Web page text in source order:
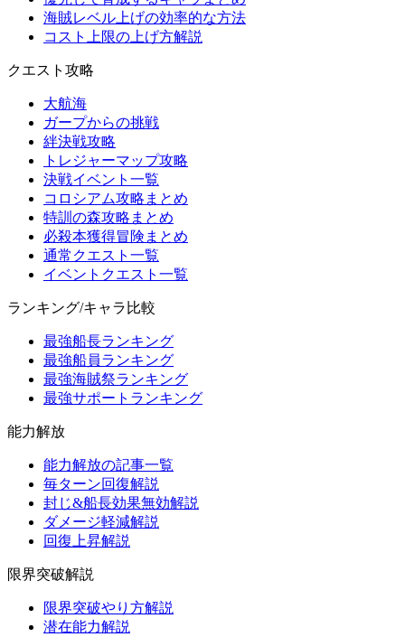
海賊レベル上げの効率的な方法
コスト上限の上げ方解説
クエスト攻略
大航海
ガープからの挑戦
絆決戦攻略
トレジャーマップ攻略
決戦イベント一覧
コロシアム攻略まとめ
特訓の森攻略まとめ
必殺本獲得冒険まとめ
通常クエスト一覧
イベントクエスト一覧
ランキング/キャラ比較
最強船長ランキング
最強船員ランキング
最強海賊祭ランキング
最強サポートランキング
能力解放
能力解放の記事一覧
毎ターン回復解説
封じ&船長効果無効解説
ダメージ軽減解説
回復上昇解説
限界突破解説
限界突破やり方解説
潜在能力解説